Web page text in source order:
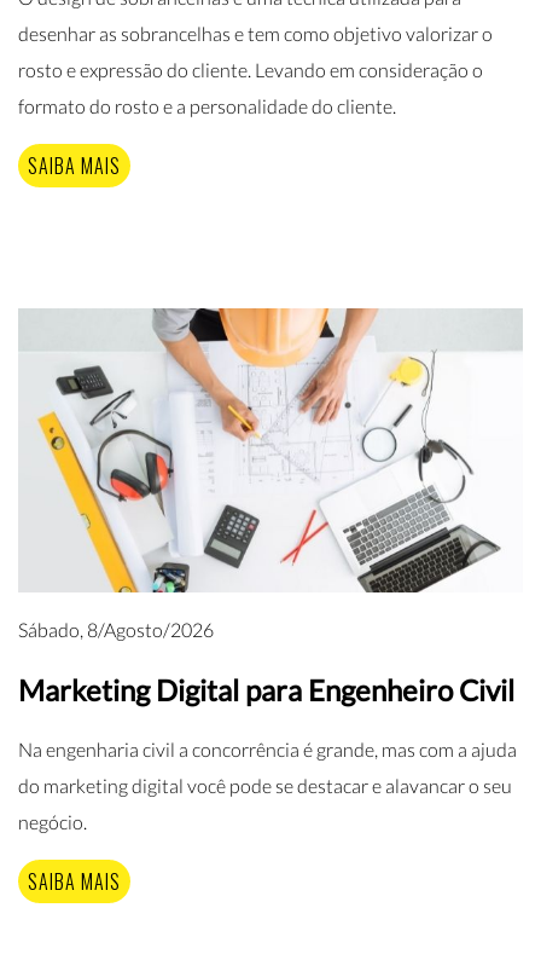
desenhar as sobrancelhas e tem como objetivo valorizar o
rosto e expressão do cliente. Levando em consideração o
formato do rosto e a personalidade do cliente.
SAIBA MAIS
Sábado, 8/Agosto/2026
Marketing Digital para Engenheiro Civil
Na engenharia civil a concorrência é grande, mas com a ajuda
do marketing digital você pode se destacar e alavancar o seu
negócio.
SAIBA MAIS